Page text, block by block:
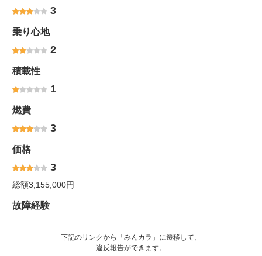
3
乗り心地
2
積載性
1
燃費
3
価格
3
総額3,155,000円
故障経験
下記のリンクから「みんカラ」に遷移して、
違反報告ができます。